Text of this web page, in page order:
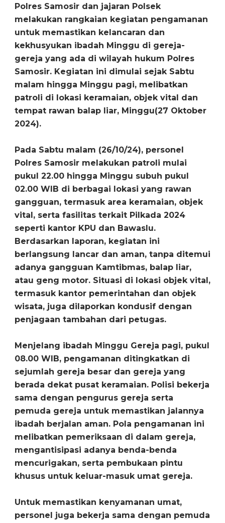
Polres Samosir dan jajaran Polsek
melakukan rangkaian kegiatan pengamanan
untuk memastikan kelancaran dan
kekhusyukan ibadah Minggu di gereja-
gereja yang ada di wilayah hukum Polres
Samosir. Kegiatan ini dimulai sejak Sabtu
malam hingga Minggu pagi, melibatkan
patroli di lokasi keramaian, objek vital dan
tempat rawan balap liar, Minggu(27 Oktober
2024).
Pada Sabtu malam (26/10/24), personel
Polres Samosir melakukan patroli mulai
pukul 22.00 hingga Minggu subuh pukul
02.00 WIB di berbagai lokasi yang rawan
gangguan, termasuk area keramaian, objek
vital, serta fasilitas terkait Pilkada 2024
seperti kantor KPU dan Bawaslu.
Berdasarkan laporan, kegiatan ini
berlangsung lancar dan aman, tanpa ditemui
adanya gangguan Kamtibmas, balap liar,
atau geng motor. Situasi di lokasi objek vital,
termasuk kantor pemerintahan dan objek
wisata, juga dilaporkan kondusif dengan
penjagaan tambahan dari petugas.
Menjelang ibadah Minggu Gereja pagi, pukul
08.00 WIB, pengamanan ditingkatkan di
sejumlah gereja besar dan gereja yang
berada dekat pusat keramaian. Polisi bekerja
sama dengan pengurus gereja serta
pemuda gereja untuk memastikan jalannya
ibadah berjalan aman. Pola pengamanan ini
melibatkan pemeriksaan di dalam gereja,
mengantisipasi adanya benda-benda
mencurigakan, serta pembukaan pintu
khusus untuk keluar-masuk umat gereja.
Untuk memastikan kenyamanan umat,
personel juga bekerja sama dengan pemuda